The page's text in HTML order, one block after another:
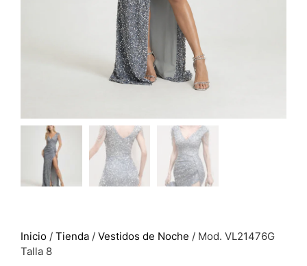
Inicio / Tienda / Vestidos de Noche / Mod. VL21476G
Talla 8